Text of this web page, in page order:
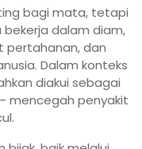
bagi mata, tetapi
bekerja dalam diam,
pertahanan, dan
Dalam konteks
diakui sebagai
mencegah penyakit